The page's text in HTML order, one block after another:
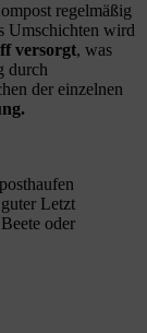
regelmäßig
Umschichten wird
versorgt, was
durch
der einzelnen
Letzt
oder